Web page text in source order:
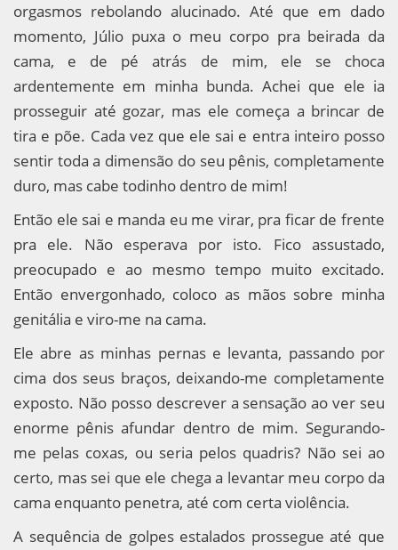
orgasmos rebolando alucinado. Até que em dado
momento, Júlio puxa o meu corpo pra beirada da
cama, e de pé atrás de mim, ele se choca
ardentemente em minha bunda. Achei que ele ia
prosseguir até gozar, mas ele começa a brincar de
tira e põe. Cada vez que ele sai e entra inteiro posso
sentir toda a dimensão do seu pênis, completamente
duro, mas cabe todinho dentro de mim!
Então ele sai e manda eu me virar, pra ficar de frente
pra ele. Não esperava por isto. Fico assustado,
preocupado e ao mesmo tempo muito excitado.
Então envergonhado, coloco as mãos sobre minha
genitália e viro-me na cama.
Ele abre as minhas pernas e levanta, passando por
cima dos seus braços, deixando-me completamente
exposto. Não posso descrever a sensação ao ver seu
enorme pênis afundar dentro de mim. Segurando-
me pelas coxas, ou seria pelos quadris? Não sei ao
certo, mas sei que ele chega a levantar meu corpo da
cama enquanto penetra, até com certa violência.
A sequência de golpes estalados prossegue até que